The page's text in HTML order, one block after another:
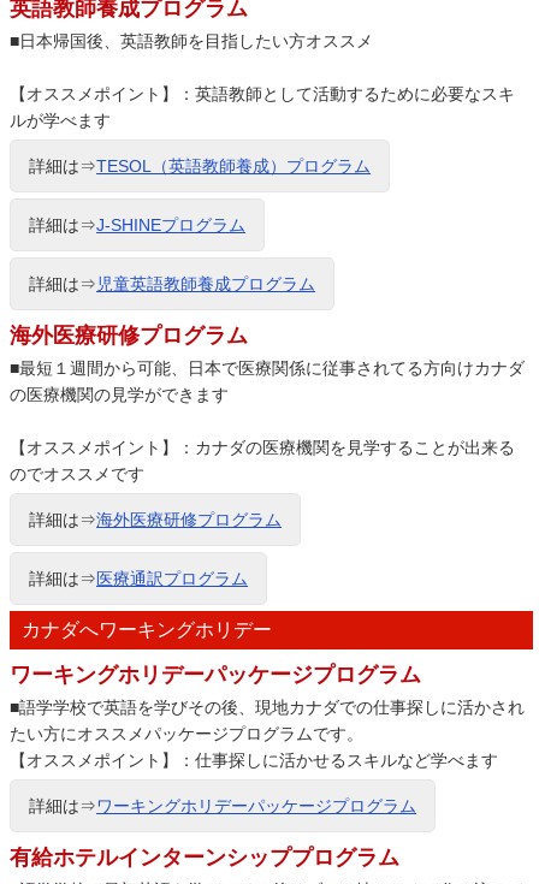
英語教師養成プログラム
■日本帰国後、英語教師を目指したい方オススメ
【オススメポイント】：英語教師として活動するために必要なスキ
ルが学べます
詳細は⇒TESOL（英語教師養成）プログラム
詳細は⇒J-SHINEプログラム
詳細は⇒児童英語教師養成プログラム
海外医療研修プログラム
■最短１週間から可能、日本で医療関係に従事されてる方向けカナダ
の医療機関の見学ができます
【オススメポイント】：カナダの医療機関を見学することが出来る
のでオススメです
詳細は⇒海外医療研修プログラム
詳細は⇒医療通訳プログラム
カナダへワーキングホリデー
ワーキングホリデーパッケージプログラム
■語学学校で英語を学びその後、現地カナダでの仕事探しに活かされ
たい方にオススメパッケージプログラムです。
【オススメポイント】：仕事探しに活かせるスキルなど学べます
詳細は⇒ワーキングホリデーパッケージプログラム
有給ホテルインターンシッププログラム